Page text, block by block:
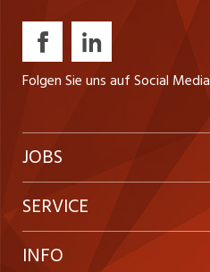
Folgen Sie uns auf Social Media
JOBS
Jobabo abonnieren
Neue Stellen
SERVICE
Kundenlogin
INFO